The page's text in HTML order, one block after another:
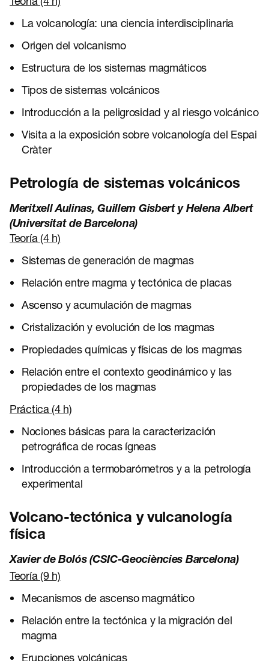
La volcanología: una ciencia interdisciplinaria
Origen del volcanismo
Estructura de los sistemas magmáticos
Tipos de sistemas volcánicos
Introducción a la peligrosidad y al riesgo volcánico
Visita a la exposición sobre volcanología del Espai
Cràter
Petrología de sistemas volcánicos
Meritxell Aulinas, Guillem Gisbert y Helena Albert
(Universitat de Barcelona)
Teoría (4 h)
Sistemas de generación de magmas
Relación entre magma y tectónica de placas
Ascenso y acumulación de magmas
Cristalización y evolución de los magmas
Propiedades químicas y físicas de los magmas
Relación entre el contexto geodinámico y las
propiedades de los magmas
Práctica (4 h)
Nociones básicas para la caracterización
petrográfica de rocas ígneas
Introducción a termobarómetros y a la petrología
experimental
Volcano-tectónica y vulcanología
física
Xavier de Bolós (CSIC-Geociències Barcelona)
Teoría (9 h)
Mecanismos de ascenso magmático
Relación entre la tectónica y la migración del
magma
Erupciones volcánicas